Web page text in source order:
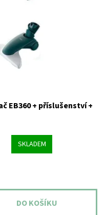
EB360 + příslušenství +
SKLADEM